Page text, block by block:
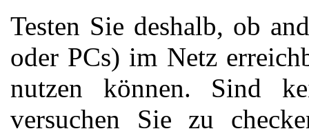
Testen Sie deshalb, ob
oder PCs) im Netz
nutzen können. Sind
versuchen Sie zu